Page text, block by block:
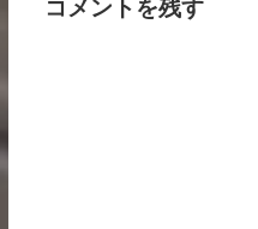
コメントを残す